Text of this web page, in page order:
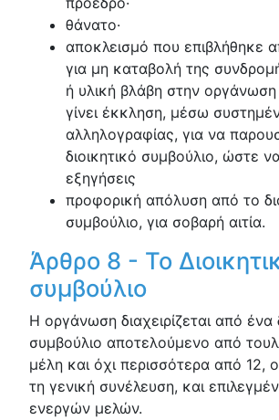
θάνατο·
αποκλεισμό που επιβλήθηκε
για μη καταβολή της
ή υλική βλάβη στην
γίνει έκκληση, μέσω
αλληλογραφίας, για να
διοικητικό συμβούλιο, ώστε
εξηγήσεις
προφορική απόλυση από το
συμβούλιο, για σοβαρή αιτία.
Άρθρο 8 - Το
συμβούλιο
Η οργάνωση διαχειρίζεται από ένα
συμβούλιο αποτελούμενο από
μέλη και όχι περισσότερα από 12,
τη γενική συνέλευση, και
ενεργών μελών.